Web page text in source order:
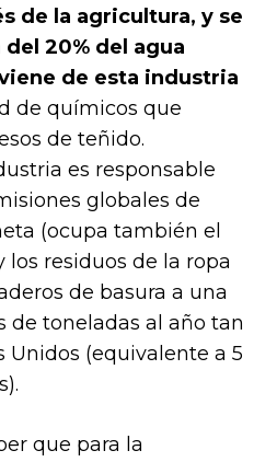
de la agricultura, y se
20% del agua
de esta industria
de químicos que
de teñido.
es responsable
globales de
(ocupa también el
los residuos de la ropa
de basura a una
de toneladas al año tan
Unidos (equivalente a 5
que para la